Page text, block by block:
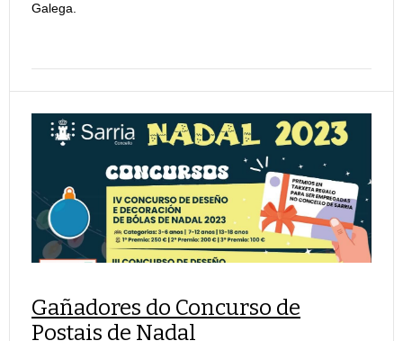
Galega.
Gañadores do Concurso de
Postais de Nadal